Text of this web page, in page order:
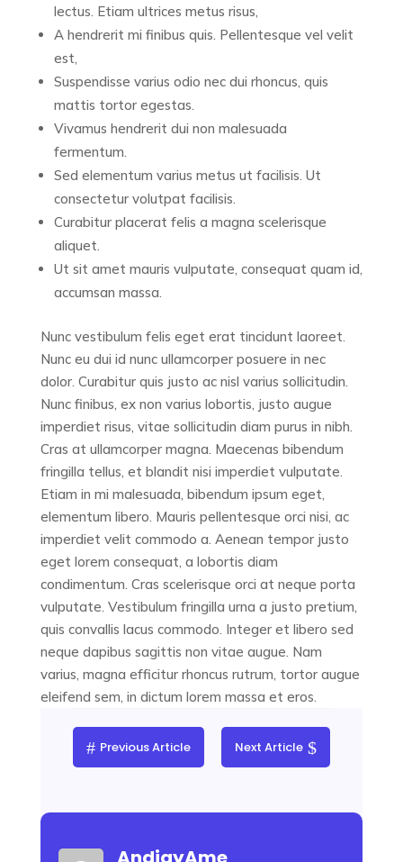
lectus. Etiam ultrices metus risus,
A hendrerit mi finibus quis. Pellentesque vel velit
est,
Suspendisse varius odio nec dui rhoncus, quis
mattis tortor egestas.
Vivamus hendrerit dui non malesuada
fermentum.
Sed elementum varius metus ut facilisis. Ut
consectetur volutpat facilisis.
Curabitur placerat felis a magna scelerisque
aliquet.
Ut sit amet mauris vulputate, consequat quam id,
accumsan massa.
Nunc vestibulum felis eget erat tincidunt laoreet.
Nunc eu dui id nunc ullamcorper posuere in nec
dolor. Curabitur quis justo ac nisl varius sollicitudin.
Nunc finibus, ex non varius lobortis, justo augue
imperdiet risus, vitae sollicitudin diam purus in nibh.
Cras at ullamcorper magna. Maecenas bibendum
fringilla tellus, et blandit nisi imperdiet vulputate.
Etiam in mi malesuada, bibendum ipsum eget,
elementum libero. Mauris pellentesque orci nisi, ac
imperdiet velit commodo a. Aenean tempor justo
eget lorem consequat, a lobortis diam
condimentum. Cras scelerisque orci at neque porta
vulputate. Vestibulum fringilla urna a justo pretium,
quis convallis lacus commodo. Integer et libero sed
neque dapibus sagittis non vitae augue. Nam
varius, magna efficitur rhoncus rutrum, tortor augue
eleifend sem, in dictum lorem massa et eros.
# Previous Article Next Article $